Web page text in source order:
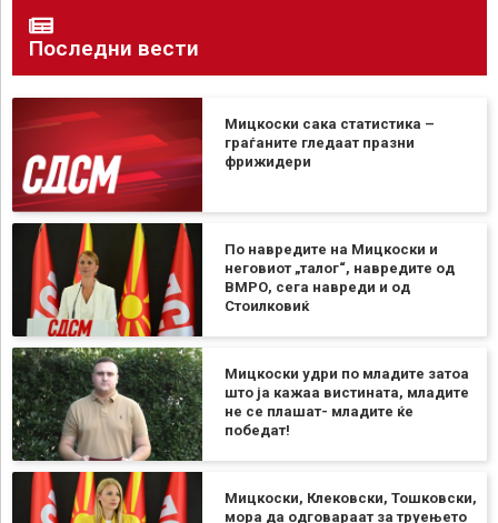
Последни вести
Мицкоски сака статистика –
граѓаните гледаат празни
фрижидери
По навредите на Мицкоски и
неговиот „талог“, навредите од
ВМРО, сега навреди и од
Стоилковиќ
Мицкоски удри по младите затоа
што ја кажаа вистината, младите
не се плашат- младите ќе
победат!
Мицкоски, Клековски, Тошковски,
мора да одговараат за труењето